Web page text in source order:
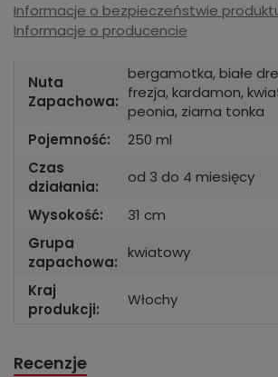
Informacje o bezpieczeństwie
Informacje o producencie
Nuta
Zapachowa:
bergamotka, białe
frezja, kardamon,
peonia, ziarna tonka
Pojemność:
250 ml
Czas
działania:
od 3 do 4 miesięcy
Wysokość:
31 cm
Grupa
zapachowa:
kwiatowy
Kraj
produkcji:
Włochy
Recenzje